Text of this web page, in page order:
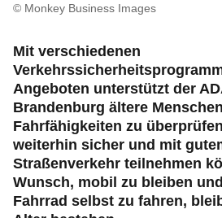
Ihr ADAC Berlin-Brandenburg
© Monkey Business Images
Mit verschiedenen
Angeboten unterstützt der
Brandenburg ältere
Fahrfähigkeiten zu
weiterhin sicher und mit
Straßenverkehr teilnehmen
Wunsch, mobil zu bleiben
Fahrrad selbst zu fahren,